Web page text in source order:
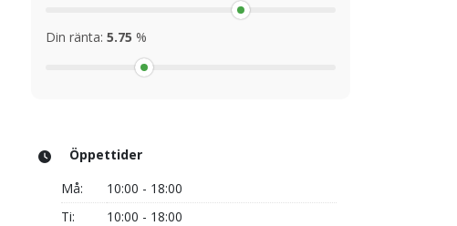
Din ränta: 5.75 %
Öppettider
Må:
10:00 - 18:00
Ti:
10:00 - 18:00